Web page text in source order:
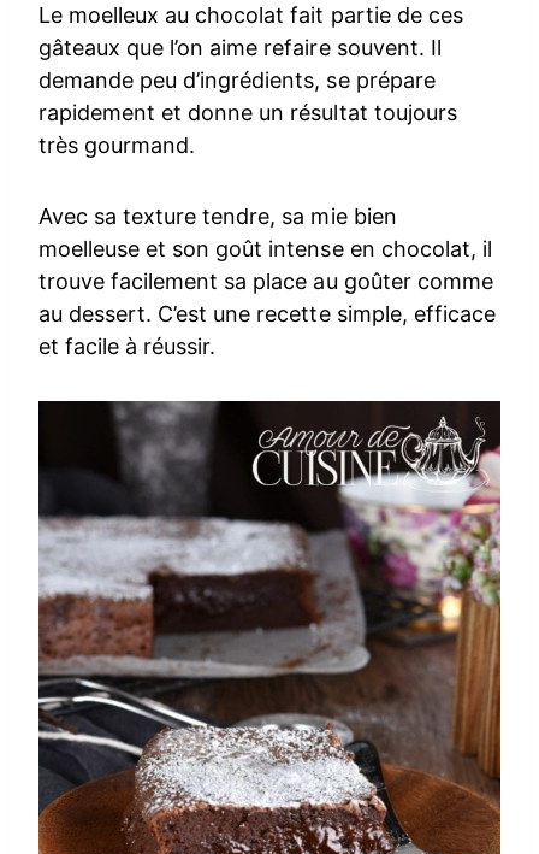
Le moelleux au chocolat fait partie de ces
gâteaux que l’on aime refaire souvent. Il
demande peu d’ingrédients, se prépare
rapidement et donne un résultat toujours
très gourmand.
Avec sa texture tendre, sa mie bien
moelleuse et son goût intense en chocolat, il
trouve facilement sa place au goûter comme
au dessert. C’est une recette simple, efficace
et facile à réussir.